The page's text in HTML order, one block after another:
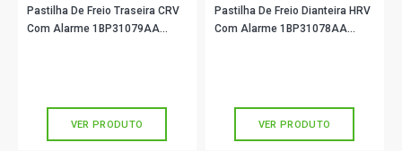
Pastilha De Freio Traseira CRV
Com Alarme 1BP31079AA
VER PRODUTO
Pastilha De Freio Dianteira HRV
Com Alarme 1BP31078AA
VER PRODUTO